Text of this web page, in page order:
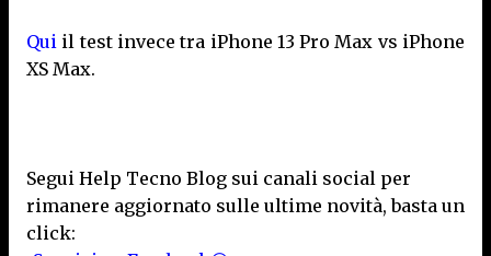
Qui il test invece tra iPhone 13 Pro Max vs iPhone
XS Max.
Segui Help Tecno Blog sui canali social per
rimanere aggiornato sulle ultime novità, basta un
click: